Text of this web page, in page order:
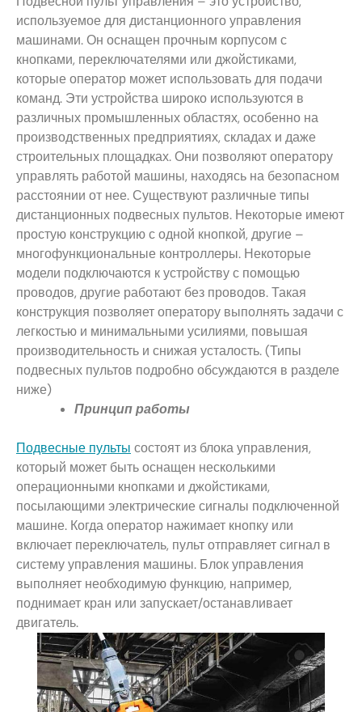
используемое для дистанционного управления
машинами. Он оснащен прочным корпусом с
кнопками, переключателями или джойстиками,
которые оператор может использовать для подачи
команд. Эти устройства широко используются в
различных промышленных областях, особенно на
производственных предприятиях, складах и даже
строительных площадках. Они позволяют оператору
управлять работой машины, находясь на безопасном
расстоянии от нее. Существуют различные типы
дистанционных подвесных пультов. Некоторые имеют
простую конструкцию с одной кнопкой, другие –
многофункциональные контроллеры. Некоторые
модели подключаются к устройству с помощью
проводов, другие работают без проводов. Такая
конструкция позволяет оператору выполнять задачи с
легкостью и минимальными усилиями, повышая
производительность и снижая усталость. (Типы
подвесных пультов подробно обсуждаются в разделе
ниже)
Принцип работы
Подвесные пульты состоят из блока управления,
который может быть оснащен несколькими
операционными кнопками и джойстиками,
посылающими электрические сигналы подключенной
машине. Когда оператор нажимает кнопку или
включает переключатель, пульт отправляет сигнал в
систему управления машины. Блок управления
выполняет необходимую функцию, например,
поднимает кран или запускает/останавливает
двигатель.